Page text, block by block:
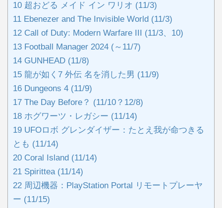
10 超おどる メイド イン ワリオ (11/3)
11 Ebenezer and The Invisible World (11/3)
12 Call of Duty: Modern Warfare III (11/3、10)
13 Football Manager 2024 (～11/7)
14 GUNHEAD (11/8)
15 龍が如く7 外伝 名を消した男 (11/9)
16 Dungeons 4 (11/9)
17 The Day Before？ (11/10？12/8)
18 ホグワーツ・レガシー (11/14)
19 UFOロボ グレンダイザー：たとえ我が命つきる
とも (11/14)
20 Coral Island (11/14)
21 Spirittea (11/14)
22 周辺機器：PlayStation Portal リモートプレーヤ
ー (11/15)